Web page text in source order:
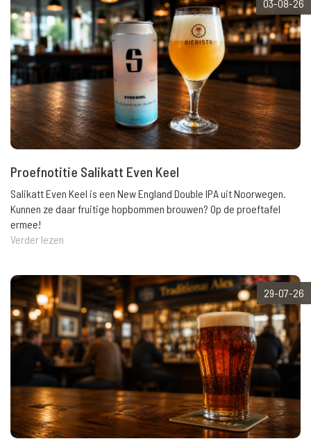
03-08-26
Proefnotitie Salikatt Even Keel
Salikatt Even Keel is een New England Double IPA uit Noorwegen.
Kunnen ze daar fruitige hopbommen brouwen? Op de proeftafel
ermee!
Verder lezen
29-07-26